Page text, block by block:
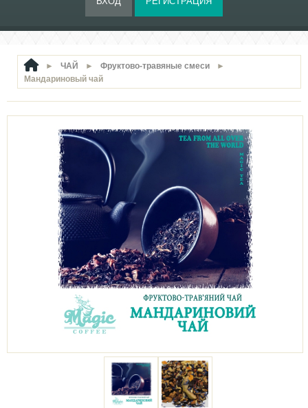
► ЧАЙ ► Фруктово-травяные смеси
►
Мандариновый чай